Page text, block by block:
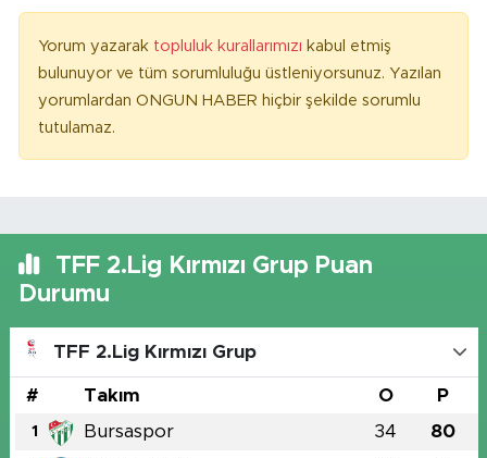
Yorum yazarak topluluk kurallarımızı kabul etmiş
bulunuyor ve tüm sorumluluğu üstleniyorsunuz. Yazılan
yorumlardan ONGUN HABER hiçbir şekilde sorumlu
tutulamaz.
TFF 2.Lig Kırmızı Grup Puan
Durumu
TFF 2.Lig Kırmızı Grup
# Takım O P
1 Bursaspor 34 80